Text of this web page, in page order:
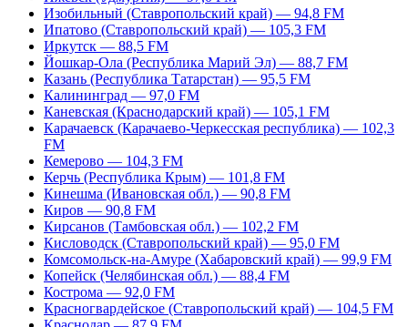
Изобильный (Ставропольский край) — 94,8 FM
Ипатово (Ставропольский край) — 105,3 FM
Иркутск — 88,5 FM
Йошкар-Ола (Республика Марий Эл) — 88,7 FM
Казань (Республика Татарстан) — 95,5 FM
Калининград — 97,0 FM
Каневская (Краснодарский край) — 105,1 FM
Карачаевск (Карачаево-Черкесская республика) — 102,3
FM
Кемерово — 104,3 FM
Керчь (Республика Крым) — 101,8 FM
Кинешма (Ивановская обл.) — 90,8 FM
Киров — 90,8 FM
Кирсанов (Тамбовская обл.) — 102,2 FM
Кисловодск (Ставропольский край) — 95,0 FM
Комсомольск-на-Амуре (Хабаровский край) — 99,9 FM
Копейск (Челябинская обл.) — 88,4 FM
Кострома — 92,0 FM
Красногвардейское (Ставропольский край) — 104,5 FM